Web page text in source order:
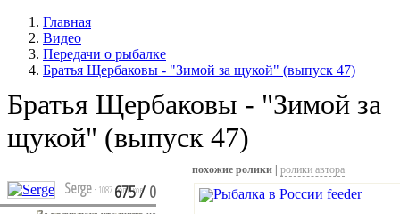
Главная
Видео
Передачи о рыбалке
Братья Щербаковы - "Зимой за щукой" (выпуск 47)
Братья Щербаковы - "Зимой за
щукой" (выпуск 47)
Serge · 1087 роликов
675/0
похожие ролики | ролики автора